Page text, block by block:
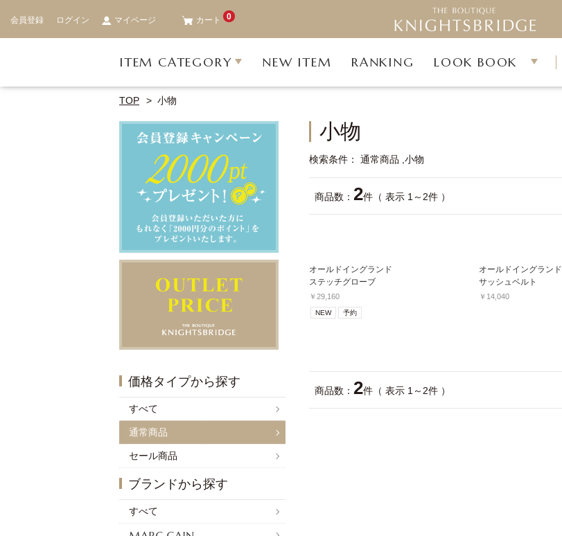
会員登録 ログイン マイページ カート 0
ITEM CATEGORY NEW ITEM RANKING LOOK BOOK
TOP 小物
小物
検索条件 通常商品 小物
商品数： 2件（ 表示 1～2件 ）
オールドイングランド
ステッチグローブ
￥29,160
NEW 予約
オールドイングランド
サッシュベルト
￥14,040
商品数： 2件（ 表示 1～2件 ）
価格タイプから探す
すべて
通常商品
セール商品
ブランドから探す
すべて